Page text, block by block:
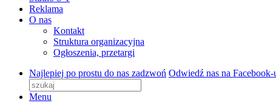
Reklama
O nas
Kontakt
Struktura organizacyjna
Ogłoszenia, przetargi
Najlepiej po prostu do nas zadzwoń Odwiedź nas na Facebook-
Menu